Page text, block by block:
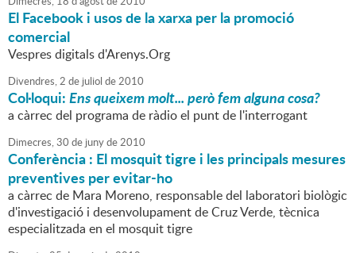
El Facebook i usos de la xarxa per la promoció
comercial
Vespres digitals d'Arenys.Org
Divendres,2 de juliol de2010
Col·loqui:Ens queixem molt... però fem alguna cosa?
a càrrec del programa de ràdio el punt de l'interrogant
Dimecres,30 de junyde2010
Conferència : El mosquit tigre i les principals mesures
preventives per evitar-ho
a càrrec de Mara Moreno, responsable del laboratori biològic
d'investigació i desenvolupament de Cruz Verde, tècnica
especialitzada en el mosquit tigre